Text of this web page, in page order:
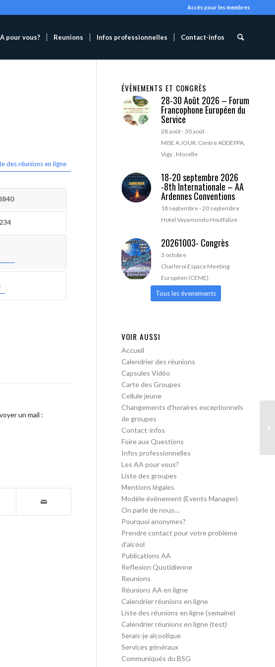
Accès pour les membres
pour vous? Reunions Infos professionnelles Contact-infos
des réunions en ligne
un mail :
ÉVÈNEMENTS ET CONGRÈS
28-30 Août 2026 – Forum
Francophone Européen du
Service
28 août-30 août
MISE A JOUR: Centre ADDEPPA,
Vigy , Moselle
18-20 septembre 2026
-8th Internationale – AA
Ardennes Conventions
18 septembre-20 septembre
Hotel Vayamundo Houffalize
20261003- Congrès
3 octobre
Charleroi Espace Meeting
Européen (CEME)
Tous les évenements
VOIR AUSSI
Accueil
Calendrier des réunions
Capsules Vidéo
Carte des Groupes
Cellule jeune
Changements d’horaires exceptionnels
de groupes
Contact-infos
Foire aux Questions
Infos professionnelles
Les AA pour vous?
Liste des groupes
Mentions légales
Modèle événement (Events Manager)
On parle de nous…
Pourquoi anonymes?
Prendre contact pour votre problème
d’alcool
Publications AA
Reflexion Quotidienne
Reunions
Réunions AA en ligne
Calendrier réunions en ligne
Liste des réunions en ligne (semaine)
Calendrier réunions en ligne (test)
Serais-je alcoolique
Services généraux
Communiqués du BSG